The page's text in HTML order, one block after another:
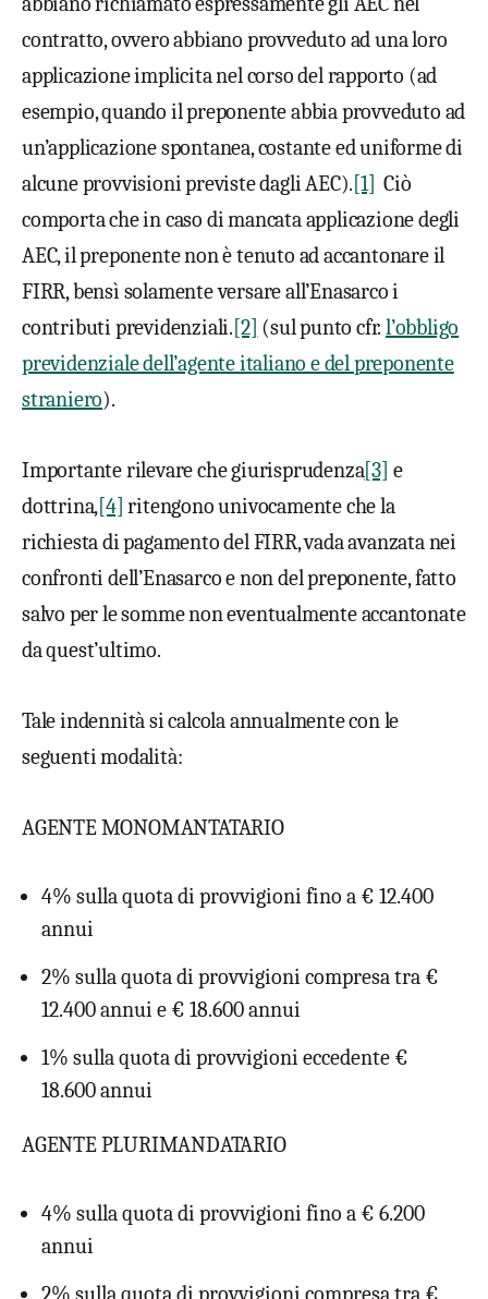
contratto, ovvero abbiano provveduto ad una loro
applicazione implicita nel corso del rapporto (ad
esempio, quando il preponente abbia provveduto ad
un’applicazione spontanea, costante ed uniforme di
alcune provvisioni previste dagli AEC).[1] Ciò
comporta che in caso di mancata applicazione degli
AEC, il preponente non è tenuto ad accantonare il
FIRR, bensì solamente versare all’Enasarco i
contributi previdenziali.[2] (sul punto cfr.l’obbligo
previdenziale dell’agente italiano e del preponente
straniero).
Importante rilevare che giurisprudenza[3] e
dottrina,[4] ritengono univocamente che la
richiesta di pagamento del FIRR, vada avanzata nei
confronti dell’Enasarco e non del preponente, fatto
salvo per le somme non eventualmente accantonate
da quest’ultimo.
Tale indennità si calcola annualmente con le
seguenti modalità:
AGENTE MONOMANTATARIO
4% sulla quota di provvigioni fino a € 12.400
annui
2% sulla quota di provvigioni compresa tra €
12.400 annui e € 18.600 annui
1% sulla quota di provvigioni eccedente €
18.600 annui
AGENTE PLURIMANDATARIO
4% sulla quota di provvigioni fino a € 6.200
annui